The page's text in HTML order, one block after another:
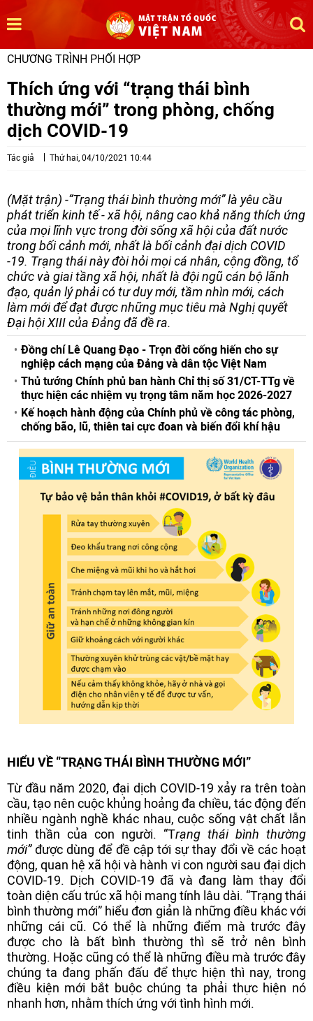
CHƯƠNG TRÌNH PHỐI HỢP
Thích ứng với “trạng thái bình
thường mới” trong phòng, chống
dịch COVID-19
Tác giả Thứ hai, 04/10/2021 10:44
(Mặt trận) -“Trạng thái bình thường mới” là yêu cầu
phát triển kinh tế - xã hội, nâng cao khả năng thích ứng
của mọi lĩnh vực trong đời sống xã hội của đất nước
trong bối cảnh mới, nhất là bối cảnh đại dịch COVID
-19. Trạng thái này đòi hỏi mọi cá nhân, cộng đồng, tổ
chức và giai tầng xã hội, nhất là đội ngũ cán bộ lãnh
đạo, quản lý phải có tư duy mới, tầm nhìn mới, cách
làm mới để đạt được những mục tiêu mà Nghị quyết
Đại hội XIII của Đảng đã đề ra.
Đồng chí Lê Quang Đạo - Trọn đời cống hiến cho sự
nghiệp cách mạng của Đảng và dân tộc Việt Nam
Thủ tướng Chính phủ ban hành Chỉ thị số 31/CT-TTg về
thực hiện các nhiệm vụ trọng tâm năm học 2026-2027
Kế hoạch hành động của Chính phủ về công tác phòng,
chống bão, lũ, thiên tai cực đoan và biến đổi khí hậu
HIỂU VỀ “TRẠNG THÁI BÌNH THƯỜNG MỚI”
Từ đầu năm 2020, đại dịch COVID-19 xảy ra trên toàn
cầu, tạo nên cuộc khủng hoảng đa chiều, tác động đến
nhiều ngành nghề khác nhau, cuộc sống vật chất lẫn
tinh thần của con người. “Trạng thái bình thường
mới”được dùng để đề cập tới sự thay đổi về các hoạt
động, quan hệ xã hội và hành vi con người sau đại dịch
COVID-19. Dịch COVID-19 đã và đang làm thay đổi
toàn diện cấu trúc xã hội mang tính lâu dài. “Trạng thái
bình thường mới” hiểu đơn giản là những điều khác với
những cái cũ. Có thể là những điểm mà trước đây
được cho là bất bình thường thì sẽ trở nên bình
thường. Hoặc cũng có thể là những điều mà trước đây
chúng ta đang phấn đấu để thực hiện thì nay, trong
điều kiện mới bắt buộc chúng ta phải thực hiện nó
nhanh hơn, nhằm thích ứng với tình hình mới.